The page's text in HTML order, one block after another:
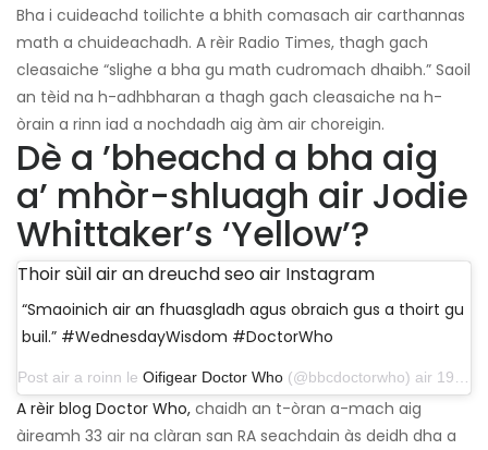
Bha i cuideachd toilichte a bhith comasach air carthannas
math a chuideachadh. A rèir Radio Times, thagh gach
cleasaiche “slighe a bha gu math cudromach dhaibh.” Saoil
an tèid na h-adhbharan a thagh gach cleasaiche na h-
òrain a rinn iad a nochdadh aig àm air choreigin.
Dè a ’bheachd a bha aig
a’ mhòr-shluagh air Jodie
Whittaker’s ‘Yellow’?
Thoir sùil air an dreuchd seo air Instagram
“Smaoinich air an fhuasgladh agus obraich gus a thoirt gu
buil.” #WednesdayWisdom #DoctorWho
Post air a roinn le Oifigear Doctor Who (@bbcdoctorwho) air 19 Ògmhios, 2019 aig 7:03 am PDT
A rèir blog Doctor Who, chaidh an t-òran a-mach aig
àireamh 33 air na clàran san RA seachdain às deidh dha a